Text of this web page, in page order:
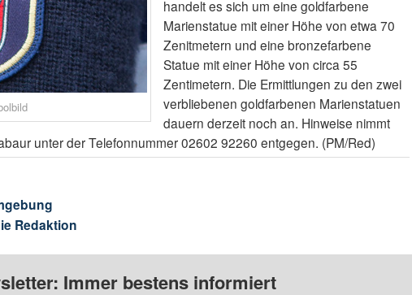
handelt es sich um eine goldfarbene
Marienstatue mit einer Höhe von etwa 70
Zenitmetern und eine bronzefarbene
Statue mit einer Höhe von circa 55
Zentimetern. Die Ermittlungen zu den zwei
verbliebenen goldfarbenen Marienstatuen
dauern derzeit noch an. Hinweise nimmt
unter der Telefonnummer 02602 92260 entgegen. (PM/Red)
Redaktion
Immer bestens informiert